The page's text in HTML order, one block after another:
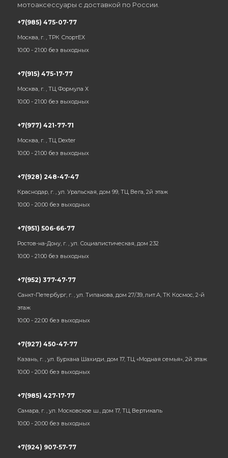
мотоаксессуары с доставкой по России.
+7(985) 475-07-77
Москва, г. , ТРК СпортЕХ
10:00 - 21:00 без выходных
+7(915) 475-17-77
Москва, г. , ТЦ Формула Х
10:00 - 21:00 без выходных
+7(977) 421-77-71
Москва, г. , ТЦ Dexter
10:00 - 21:00 без выходных
+7(928) 248-47-47
Краснодар, г. , ул. Уральская, дом 99, ТЦ Вега, 2й этаж
10:00 - 20:00 без выходных
+7(951) 506-66-77
Ростов-на-Дону, г. , ул. Социалистическая, дом 232
10:00 - 21:00 без выходных
+7(952) 377-47-77
Санкт-Петербург, г. , ул. Типанова, дом 27/39, лит.А, ТК Космос, 2-й
этаж
10:00 - 22:00 без выходных
+7(927) 450-47-77
Казань, г. , ул. Бурхана Шахиди, дом 17, ТЦ «Модная семья», 2й этаж
10:00 - 20:00 без выходных
+7(985) 427-17-77
Самара, г. , ул. Московское ш., дом 17, ТЦ Вертикаль
10:00 - 20:00 без выходных
+7(924) 907-57-77